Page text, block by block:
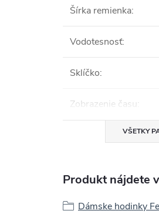
Šírka remienka:
Vodotesnosť:
Sklíčko:
Zobrazenie času :
VŠETKY
Produkt nájdete
Dámske hodinky